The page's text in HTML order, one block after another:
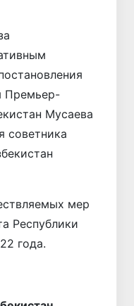
Премьер-
Мусаева
советника
мер
Республики
года.